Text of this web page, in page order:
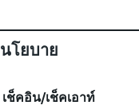
นโยบาย
เช็คอิน/เช็คเอาท์